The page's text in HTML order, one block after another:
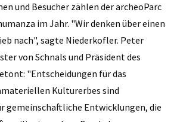
und Besucher zählen der archeoParc
im Jahr. "Wir denken über einen
nach", sagte Niederkofler. Peter
von Schnals und Präsident des
"Entscheidungen für das
Kulturerbes sind
gemeinschaftliche Entwicklungen, die